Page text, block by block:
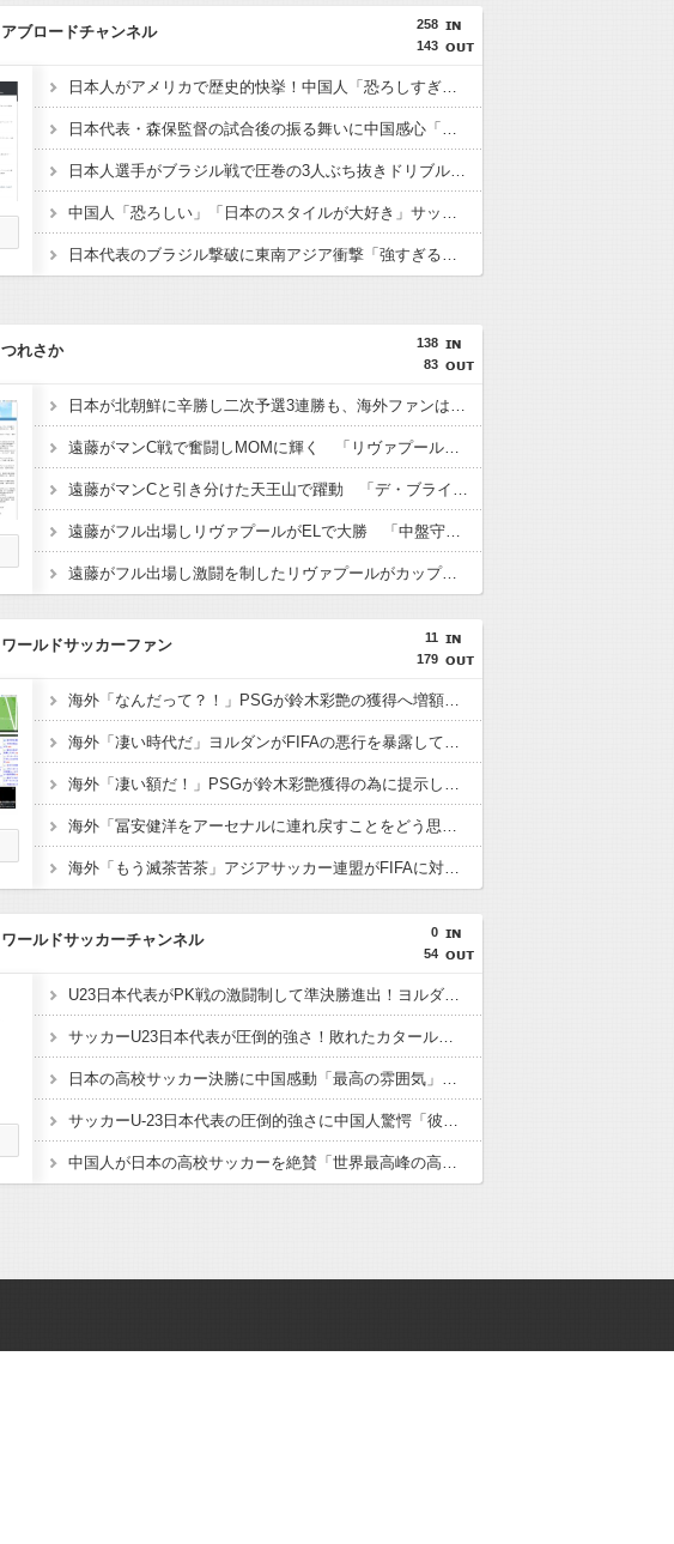
258
143
アブロードチャンネル
日本人がアメリカで歴史的快挙！中国人「恐ろしすぎる」「人間にこんなことが可能なのか？」「サッカーで例えるなら…」【海外の反応】
日本代表・森保監督の試合後の振る舞いに中国感心「親しみやすくて有能」「謙虚で礼儀正しい」【海外の反応】
日本人選手がブラジル戦で圧巻の3人ぶち抜きドリブル！中国人「バケモンだ」「風のような男」【海外の反応】
中国人「恐ろしい」「日本のスタイルが大好き」サッカー日本代表のブラジル戦初勝利に中国驚嘆【海外の反応】
日本代表のブラジル撃破に東南アジア衝撃「強すぎる「韓国は日本を見習わないと」「アジアは彼らにとって狭すぎる」【海外の反応】
138
83
つれさか
日本が北朝鮮に辛勝し二次予選3連勝も、海外ファンは采配に辛辣「おそろしい内容の後半」「今日の森保はチキン」
遠藤がマンC戦で奮闘しMOMに輝く 「リヴァプールの全てを体現している」「ダントツでリーグ最高のボランチ」
遠藤がマンCと引き分けた天王山で躍動 「デ・ブライネ封じ込めた」「プレミア最高のボランチ」「遠藤がサッカーだ」「当然ながらサポに愛されている」
遠藤がフル出場しリヴァプールがELで大勝 「中盤守備のスペシャリスト」「マジで絶大な存在」「決して怯まない」
遠藤がフル出場し激闘を制したリヴァプールがカップ制覇 「遠藤がチェルシーを完全に圧倒」「エンソとカイセドを合わせたよりも上」
11
179
ワールドサッカーファン
海外「なんだって？！」PSGが鈴木彩艶の獲得へ増額オファーを準備していることに海外大騒ぎ！（海外の反応）
海外「凄い時代だ」ヨルダンがFIFAの悪行を暴露して海外大騒ぎ！（海外の反応）
海外「凄い額だ！」PSGが鈴木彩艶獲得の為に提示した金額に海外びっくり仰天！（海外の反応）
海外「冨安健洋をアーセナルに連れ戻すことをどう思う？」（海外の反応）
海外「もう滅茶苦茶」アジアサッカー連盟がFIFAに対する立場を明確にして海外大騒ぎ！（海外の反応）
0
54
ワールドサッカーチャンネル
U23日本代表がPK戦の激闘制して準決勝進出！ヨルダン「史上最も奇妙なPK」「日本を追い詰めたことは誇らしい」【海外の反応】
サッカーU23日本代表が圧倒的強さ！敗れたカタール脱帽「日本は真のチャンピオン」「神の意志により我々は立ち上がる」【海外の反応】
日本の高校サッカー決勝に中国感動「最高の雰囲気」「こんな大会に出場したかった」【海外の反応】
サッカーU-23日本代表の圧倒的強さに中国人驚愕「彼らにアジアは狭すぎる」【海外の反応】
中国人が日本の高校サッカーを絶賛「世界最高峰の高校大会」「中国スーパーリーグと同レベル」【海外の反応】